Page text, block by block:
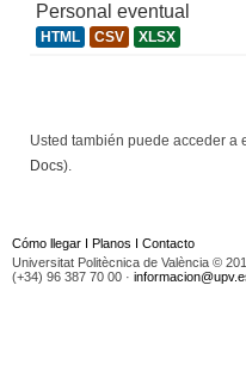
Personal eventual
HTML CSV XLSX
Usted también puede acceder a
Docs).
Cómo llegar I Planos I Contacto
Universitat Politècnica de València ©
(+34) 96 387 70 00 ·